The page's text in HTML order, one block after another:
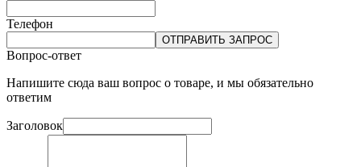
Телефон
ОТПРАВИТЬ ЗАПРОС
Вопрос-ответ
Напишите сюда ваш вопрос о товаре, и мы обязательно
ответим
Заголовок